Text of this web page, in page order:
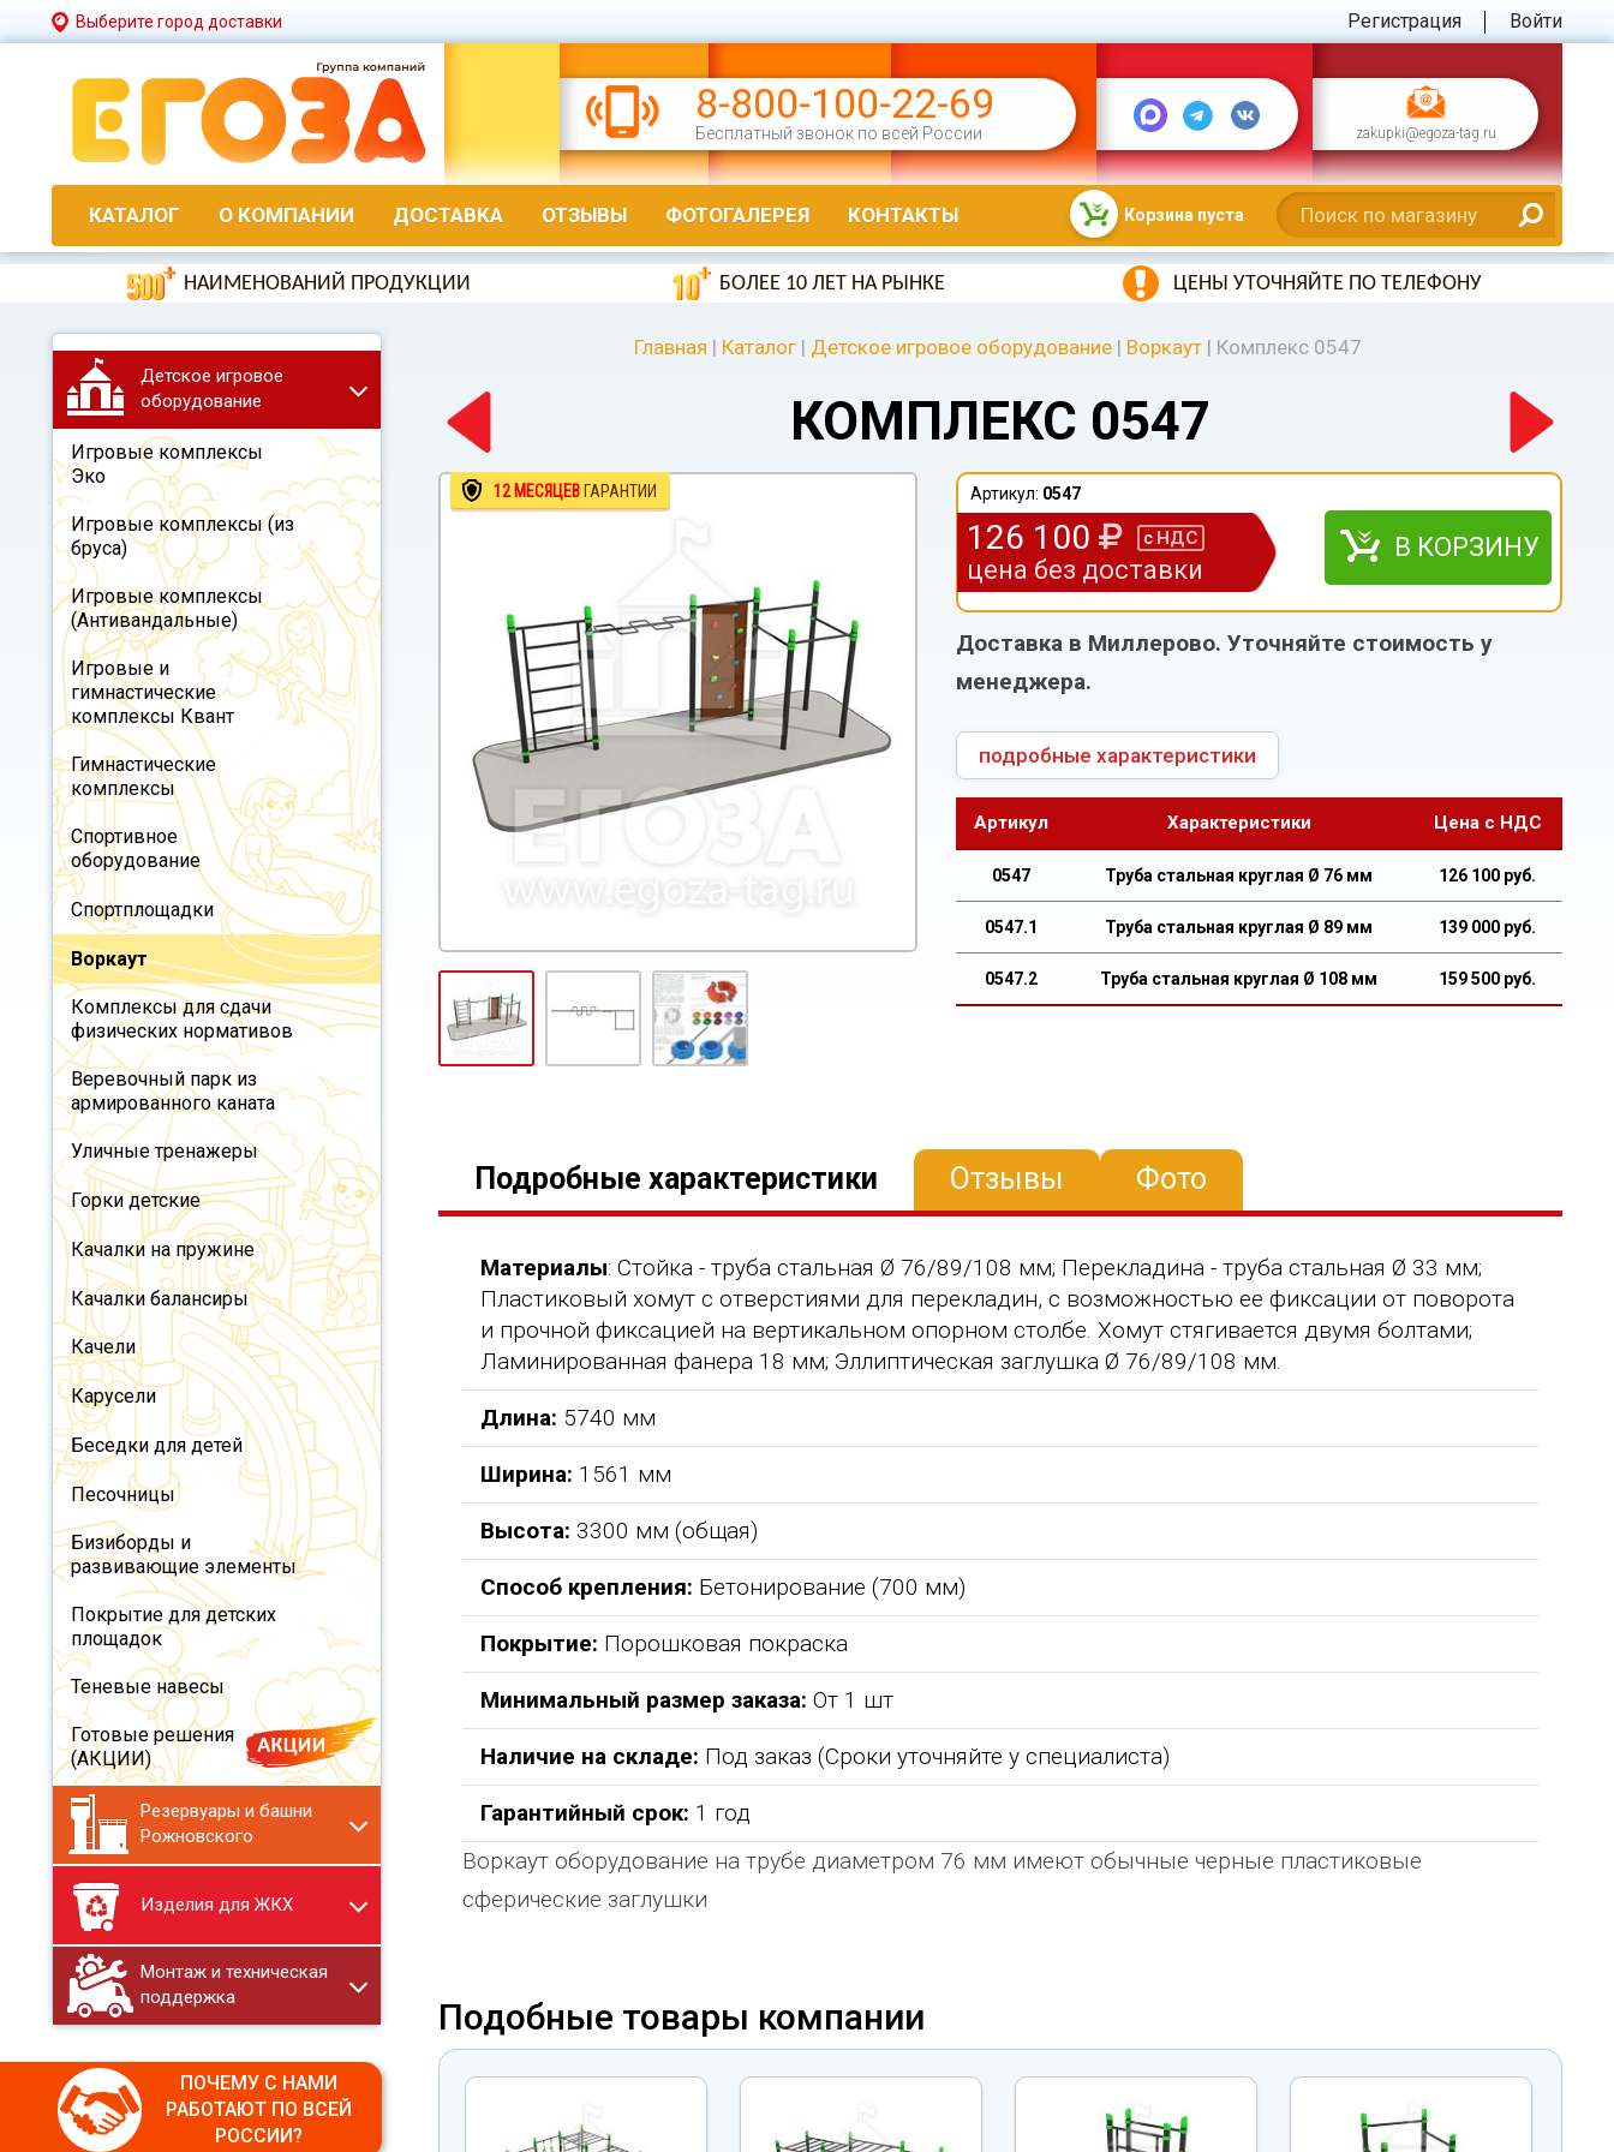
Выберите город доставки Регистрация Войти
8-800-100-22-69
Бесплатный звонок по всей России zakupki@egoza-tag.ru
КАТАЛОГ О КОМПАНИИ ДОСТАВКА ОТЗЫВЫ ФОТОГАЛЕРЕЯ КОНТАКТЫ Корзина пуста
НАИМЕНОВАНИЙ ПРОДУКЦИИ БОЛЕЕ 10 ЛЕТ НА РЫНКЕ ЦЕНЫ УТОЧНЯЙТЕ ПО ТЕЛЕФОНУ
Детское игровое
оборудование
Игровые комплексы
Эко
Игровые комплексы (из
бруса)
Игровые комплексы
(Антивандальные)
Игровые и
гимнастические
комплексы Квант
Гимнастические
комплексы
Спортивное
оборудование
Спортплощадки
Воркаут
Комплексы для сдачи
физических нормативов
Веревочный парк из
армированного каната
Уличные тренажеры
Горки детские
Качалки на пружине
Качалки балансиры
Качели
Карусели
Беседки для детей
Песочницы
Бизиборды и
развивающие элементы
Покрытие для детских
площадок
Теневые навесы
Готовые решения
(АКЦИИ)
Резервуары и башни
Рожновского
Изделия для ЖКХ
Монтаж и техническая
поддержка
ПОЧЕМУ С НАМИ
РАБОТАЮТ ПО ВСЕЙ
РОССИИ?
Главная | Каталог | Детское игровое оборудование | Воркаут | Комплекс 0547
КОМПЛЕКС 0547
12 МЕСЯЦЕВ ГАРАНТИИ Артикул: 0547
126 100 с НДС
цена без доставки
В КОРЗИНУ
Доставка в Миллерово. Уточняйте стоимость у
менеджера.
подробные характеристики
Артикул Характеристики Цена с НДС
0547 Труба стальная круглая Ø 76 мм 126 100 руб.
0547.1 Труба стальная круглая Ø 89 мм 139 000 руб.
0547.2 Труба стальная круглая Ø 108 мм 159 500 руб.
Подробные характеристики Отзывы Фото
Материалы: Стойка - труба стальная Ø 76/89/108 мм; Перекладина - труба стальная Ø 33 мм;
Пластиковый хомут с отверстиями для перекладин, с возможностью ее фиксации от поворота
и прочной фиксацией на вертикальном опорном столбе. Хомут стягивается двумя болтами;
Ламинированная фанера 18 мм; Эллиптическая заглушка Ø 76/89/108 мм.
Длина: 5740 мм
Ширина: 1561 мм
Высота: 3300 мм (общая)
Способ крепления: Бетонирование (700 мм)
Покрытие: Порошковая покраска
Минимальный размер заказа: От 1 шт
Наличие на складе: Под заказ (Сроки уточняйте у специалиста)
Гарантийный срок: 1 год
Воркаут оборудование на трубе диаметром 76 мм имеют обычные черные пластиковые
сферические заглушки
Подобные товары компании